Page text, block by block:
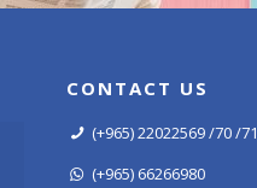
CONTACT US
(+965) 22022569 /70 /71
(+965) 66266980